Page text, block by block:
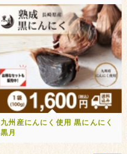
九州産にんにく使用 黒にんにく
黒月